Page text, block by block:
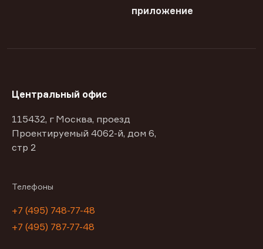
приложение
Центральный офис
115432, г Москва, проезд
Проектируемый 4062-й, дом 6,
стр 2
Телефоны
+7 (495) 748-77-48
+7 (495) 787-77-48